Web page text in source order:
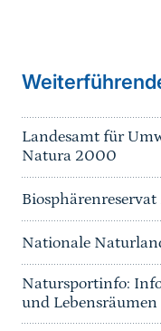
Landesamt für
Natura 2000
Nationale
Natursportinfo:
und Lebensräumen